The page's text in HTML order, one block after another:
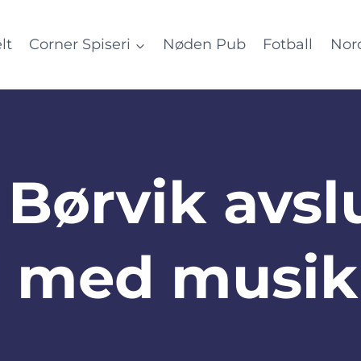
Corner Spiseri Nøden Pub Fotball
med